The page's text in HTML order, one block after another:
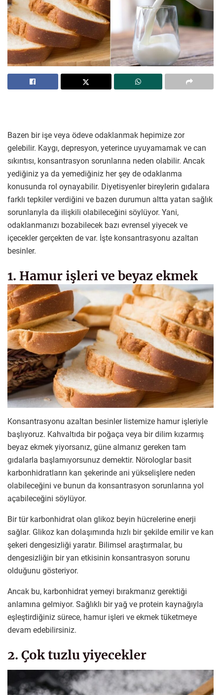
Bazen bir işe veya ödeve odaklanmak hepimize zor
gelebilir. Kaygı, depresyon, yeterince uyuyamamak ve can
sıkıntısı, konsantrasyon sorunlarına neden olabilir. Ancak
yediğiniz ya da yemediğiniz her şey de odaklanma
konusunda rol oynayabilir. Diyetisyenler bireylerin gıdalara
farklı tepkiler verdiğini ve bazen durumun altta yatan sağlık
sorunlarıyla da ilişkili olabileceğini söylüyor. Yani,
odaklanmanızı bozabilecek bazı evrensel yiyecek ve
içecekler gerçekten de var. İşte konsantrasyonu azaltan
besinler.
1. Hamur işleri ve beyaz ekmek
Konsantrasyonu azaltan besinler listemize hamur işleriyle
başlıyoruz. Kahvaltıda bir poğaça veya bir dilim kızarmış
beyaz ekmek yiyorsanız, güne almanız gereken tam
gıdalarla başlamıyorsunuz demektir. Nörologlar basit
karbonhidratların kan şekerinde ani yükselişlere neden
olabileceğini ve bunun da konsantrasyon sorunlarına yol
açabileceğini söylüyor.
Bir tür karbonhidrat olan glikoz beyin hücrelerine enerji
sağlar. Glikoz kan dolaşımında hızlı bir şekilde emilir ve kan
şekeri dengesizliği yaratır. Bilimsel araştırmalar, bu
dengesizliğin bir yan etkisinin konsantrasyon sorunu
olduğunu gösteriyor.
Ancak bu, karbonhidrat yemeyi bırakmanız gerektiği
anlamına gelmiyor. Sağlıklı bir yağ ve protein kaynağıyla
eşleştirdiğiniz sürece, hamur işleri ve ekmek tüketmeye
devam edebilirsiniz.
2. Çok tuzlu yiyecekler